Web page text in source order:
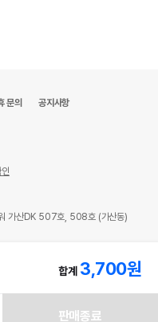
합계 3,700원
판매종료
문의 공지사항
가산DK 507호, 508호 (가산동)